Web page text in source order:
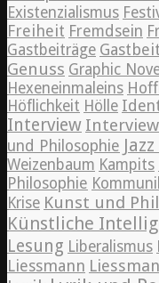
Existenzialismus
Freiheit Fremdsein
Gastbeiträge
Genuss Graphic
Hexeneinmaleins
Höflichkeit Hölle
Interview
und Philosophie
Weizenbaum Kampits
Philosophie
Krise Kunst und
Künstliche
Lesung Liberalismus
Liessmann